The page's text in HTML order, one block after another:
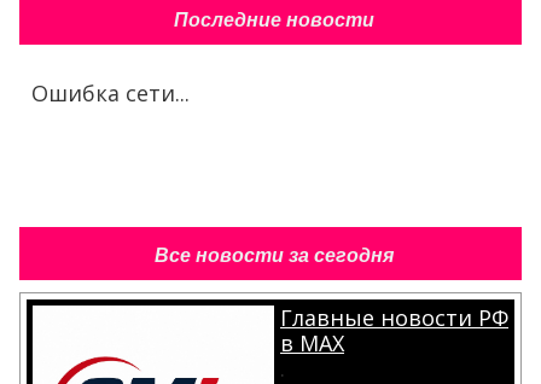
Последние новости
Ошибка сети...
Все новости за сегодня
Главные новости РФ
в MAX
.